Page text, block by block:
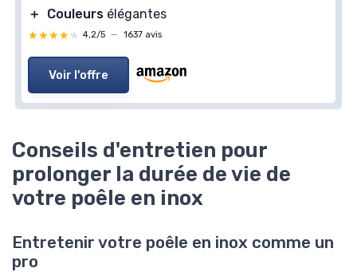
＋
Couleurs élégantes
★★★★★
★★★★★ 4,2/5 — 1637 avis
Voir l'offre
Conseils d'entretien pour
prolonger la durée de vie de
votre poêle en inox
Entretenir votre poêle en inox comme un
pro